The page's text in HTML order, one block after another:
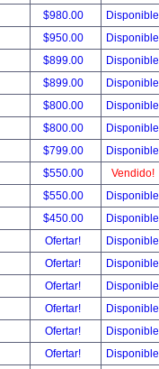
$980.00
Disponible
$950.00
Disponible
$899.00
Disponible
$899.00
Disponible
$800.00
Disponible
$800.00
Disponible
$799.00
Disponible
$550.00
Vendido!
$550.00
Disponible
$450.00
Disponible
Ofertar!
Disponible
Ofertar!
Disponible
Ofertar!
Disponible
Ofertar!
Disponible
Ofertar!
Disponible
Ofertar!
Disponible